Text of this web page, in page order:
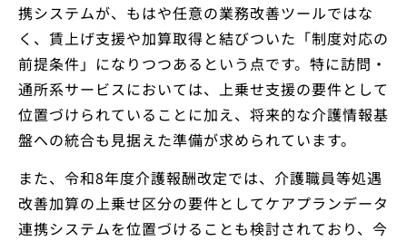
携システムが、もはや任意の業務改善ツールではな
く、賃上げ支援や加算取得と結びついた「制度対応の
前提条件」になりつつあるという点です。特に訪問・
通所系サービスにおいては、上乗せ支援の要件として
位置づけられていることに加え、将来的な介護情報基
盤への統合も見据えた準備が求められています。
また、令和8年度介護報酬改定では、介護職員等処遇
改善加算の上乗せ区分の要件としてケアプランデータ
連携システムを位置づけることも検討されており、今